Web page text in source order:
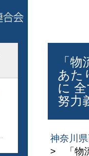
「
あた
に
努力
神奈川
> 「物